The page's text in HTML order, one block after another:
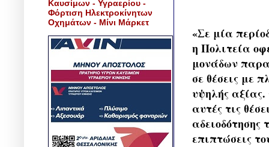
«Σε μία
η Πολιτεία
μονάδων
σε θέσεις με
υψηλής
αυτές τις
αδειοδότησης
επιπτώσεις
Καυσίμων - Υγραερίου -
Φόρτιση Ηλεκτροκίνητων
Οχημάτων - Μίνι Μάρκετ